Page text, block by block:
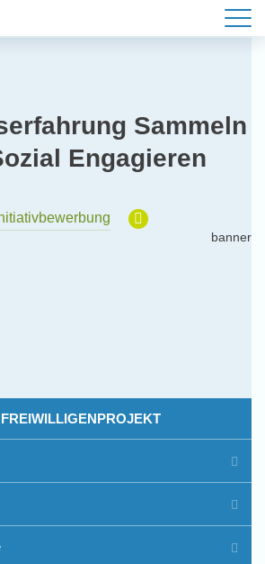
Sammeln
Engagieren
im Ausland